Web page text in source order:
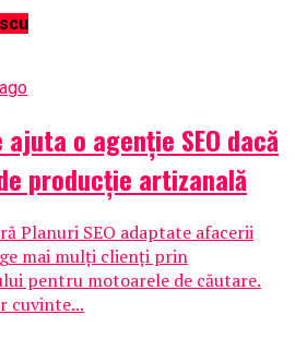
o agenție SEO dacă
producție artizanală
Planuri SEO adaptate afacerii
mai mulți clienți prin
pentru motoarele de căutare.
cuvinte...